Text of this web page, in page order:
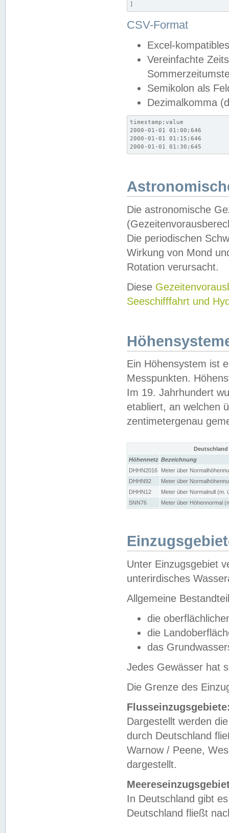
]
CSV-Format
Excel-
Vereinfachte
Semikolon als
Dezimalkomma
timestamp;value
2000-01-01 01:00;646
2000-01-01 01:15;646
2000-01-01 01:30;645
Die astronomische
Die periodischen
Wirkung von Mond
Rotation verursacht.
Diese
Seeschifffahrt und
Ein Höhensystem ist
Messpunkten.
Im 19. Jahrhundert
etabliert, an welchen
zentimetergenau
Höhennetz Bezeichnung
DHHN2016
Meter über
DHHN92
Meter über
DHHN12
Meter über Normalnull (m.
SNN76
Meter über Höhennormal
Unter Einzugsgebiet
unterirdisches
Allgemeine
die
die
das
Jedes Gewässer hat
Die Grenze des
Dargestellt werden
durch Deutschland
Warnow / Peene,
dargestellt.
In Deutschland gibt
Deutschland fließt